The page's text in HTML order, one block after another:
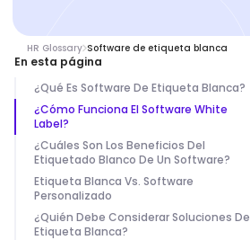
HR Glossary Software de etiqueta blanca
En esta página
¿Qué Es Software De Etiqueta Blanca?
¿Cómo Funciona El Software White
Label?
¿Cuáles Son Los Beneficios Del
Etiquetado Blanco De Un Software?
Etiqueta Blanca Vs. Software
Personalizado
¿Quién Debe Considerar Soluciones De
Etiqueta Blanca?